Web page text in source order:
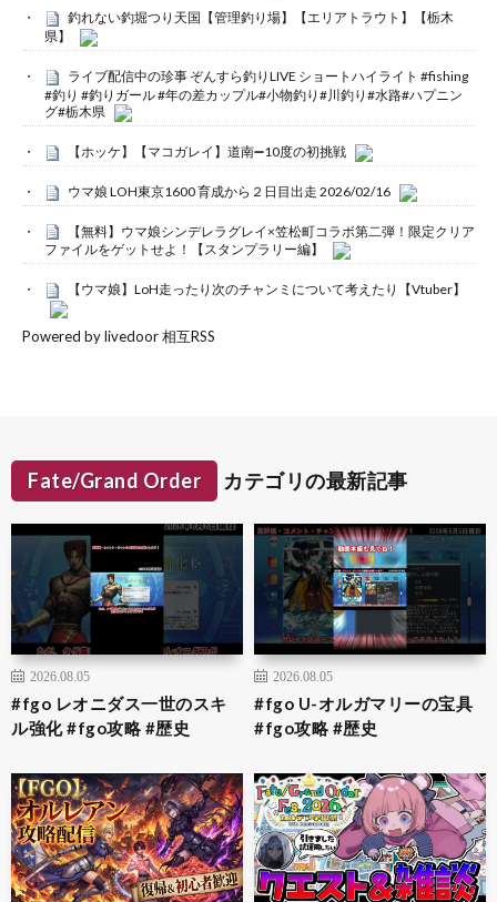
釣れない釣堀つり天国【管理釣り場】【エリアトラウト】【栃木
県】
ライブ配信中の珍事 ぞんすら釣りLIVE ショートハイライト #fishing
#釣り #釣りガール #年の差カップル#小物釣り#川釣り#水路#ハプニン
グ#栃木県
【ホッケ】【マコガレイ】道南➖10度の初挑戦
ウマ娘 LOH東京1600 育成から２日目出走 2026/02/16
【無料】ウマ娘シンデレラグレイ×笠松町コラボ第二弾！限定クリア
ファイルをゲットせよ！【スタンプラリー編】
【ウマ娘】LoH走ったり次のチャンミについて考えたり【Vtuber】
Powered by livedoor 相互RSS
Fate/Grand Order カテゴリの最新記事
2026.08.05
#fgo レオニダス一世のスキ
ル強化 #fgo攻略 #歴史
2026.08.05
#fgo U-オルガマリーの宝具
#fgo攻略 #歴史